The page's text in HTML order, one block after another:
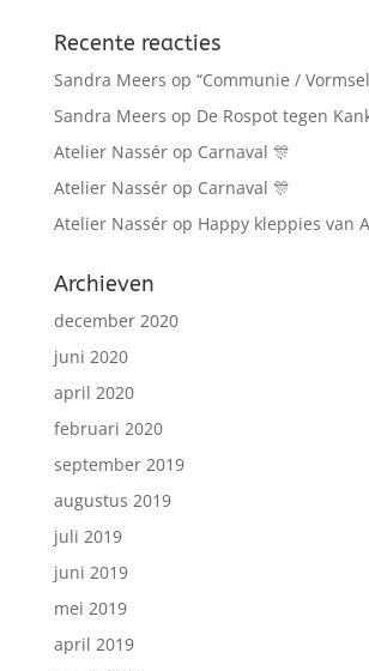
Recente reacties
Sandra Meers op “Communie /
Sandra Meers op De Rospot tegen
Atelier Nassérop Carnaval 🎊
Atelier Nassérop Carnaval 🎊
Atelier Nassérop Happy kleppies van
Archieven
december 2020
juni 2020
april 2020
februari 2020
september 2019
augustus 2019
juli 2019
juni 2019
mei 2019
april 2019